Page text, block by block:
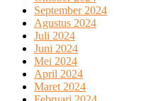
September 2024
Agustus 2024
Juli 2024
Juni 2024
Mei 2024
April 2024
Maret 2024